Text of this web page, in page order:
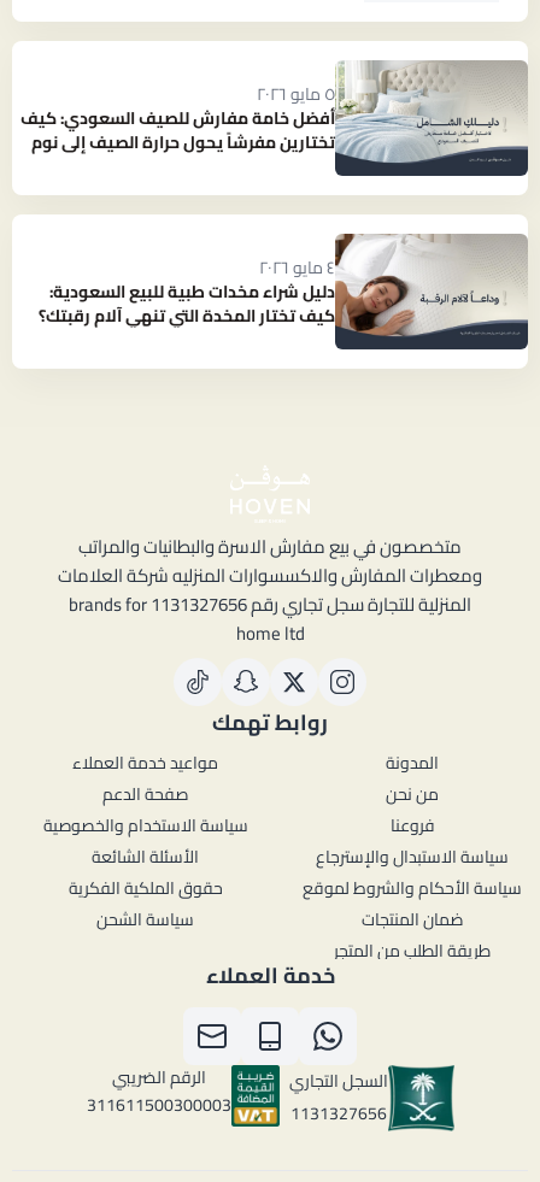
٥ مايو ٢٠٢٦
أفضل خامة مفارش للصيف السعودي: كيف
تختارين مفرشاً يحول حرارة الصيف إلى نوم
٤ مايو ٢٠٢٦
دليل شراء مخدات طبية للبيع السعودية:
كيف تختار المخدة التي تنهي آلام رقبتك؟
متخصصون في بيع مفارش الاسرة والبطانيات والمراتب
ومعطرات المفارش والاكسسوارات المنزليه شركة العلامات
المنزلية للتجارة سجل تجاري رقم 1131327656 brands for
home ltd
روابط تهمك
المدونة
من نحن
فروعنا
سياسة الاستبدال والإسترجاع
سياسة الأحكام والشروط لموقع
ضمان المنتجات
طريقة الطلب من المتجر
مواعيد خدمة العملاء
صفحة الدعم
سياسة الاستخدام والخصوصية
الأسئلة الشائعة
حقوق الملكية الفكرية
سياسة الشحن
خدمة العملاء
السجل التجاري
1131327656
الرقم الضريبي
311611500300003